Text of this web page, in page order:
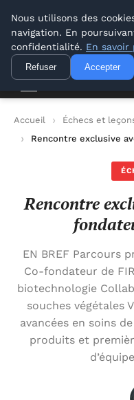
Lyon Photos
Accueil
Échecs et
Rencontre exclusive
Rencontre
EN BREF Parcours
Co-fondateur de
biotechnologie
souches végétales
avancées en soins
produits et
Nous utilisons des
navigation. En
confidentialité. En savoir
Refuser Accepter